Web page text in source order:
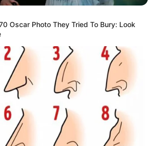
Oscar Photo They Tried To Bury: Look